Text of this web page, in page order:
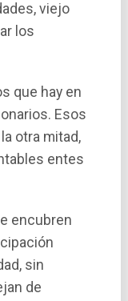
viejo
los
que hay en
Esos
otra mitad,
entes
encubren
sin
de